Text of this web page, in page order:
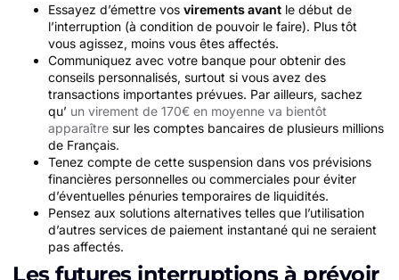
Essayez d’émettre vos virements avant le début de
l’interruption (à condition de pouvoir le faire). Plus tôt
vous agissez, moins vous êtes affectés.
Communiquez avec votre banque pour obtenir des
conseils personnalisés, surtout si vous avez des
transactions importantes prévues. Par ailleurs, sachez
qu’ un virement de 170€ en moyenne va bientôt
apparaître sur les comptes bancaires de plusieurs millions
de Français.
Tenez compte de cette suspension dans vos prévisions
financières personnelles ou commerciales pour éviter
d’éventuelles pénuries temporaires de liquidités.
Pensez aux solutions alternatives telles que l’utilisation
d’autres services de paiement instantané qui ne seraient
pas affectés.
Les futures interruptions à prévoir